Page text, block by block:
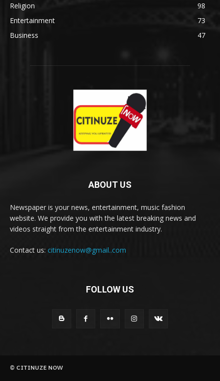
Religion
98
Entertainment
73
Business
47
ABOUT US
Newspaper is your news, entertainment, music fashion
website. We provide you with the latest breaking news and
videos straight from the entertainment industry.
Contact us: citinuzenow@gmail..com
FOLLOW US
© CITINUZE NOW